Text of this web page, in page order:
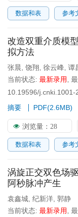
数据和表 参考
改造双重介质模
拟方法
张晨 饶翔 徐云峰 谭
当前状态: 最新录用
10.19596/
摘要
PDF(2.6MB)
浏览量： 28
数据和表 参考
涡旋正交双色场
阿秒脉冲产生
袁鑫城 纪新洋 郭静
当前状态: 最新录用